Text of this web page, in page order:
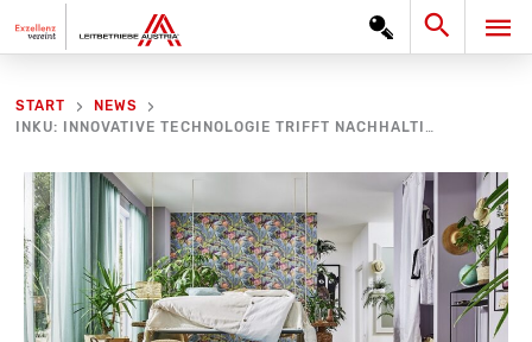
Inhalt
Search
START
NEWS
INKU: INNOVATIVE TECHNOLOGIE TRIFFT NACHHALTIGE NATÜRLICHKEIT